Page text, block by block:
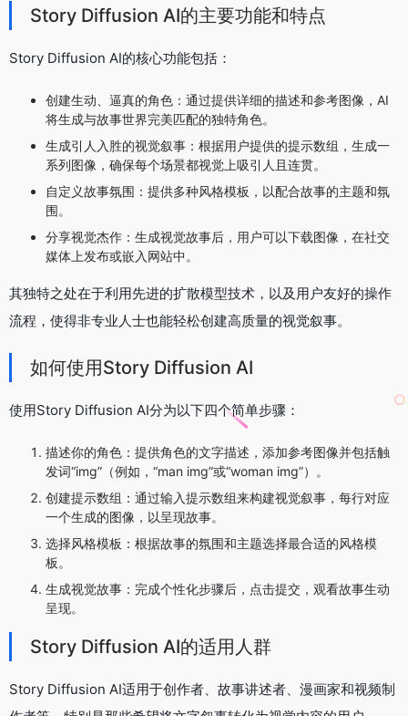
Story Diffusion AI的主要功能和特点
Story Diffusion AI的核心功能包括：
创建生动、逼真的角色：通过提供详细的描述和参考图像，AI
将生成与故事世界完美匹配的独特角色。
生成引人入胜的视觉叙事：根据用户提供的提示数组，生成一
系列图像，确保每个场景都视觉上吸引人且连贯。
自定义故事氛围：提供多种风格模板，以配合故事的主题和氛
围。
分享视觉杰作：生成视觉故事后，用户可以下载图像，在社交
媒体上发布或嵌入网站中。
其独特之处在于利用先进的扩散模型技术，以及用户友好的操作
流程，使得非专业人士也能轻松创建高质量的视觉叙事。
如何使用Story Diffusion AI
使用Story Diffusion AI分为以下四个简单步骤：
描述你的角色：提供角色的文字描述，添加参考图像并包括触
发词“img”（例如，“man img”或“woman img”）。
创建提示数组：通过输入提示数组来构建视觉叙事，每行对应
一个生成的图像，以呈现故事。
选择风格模板：根据故事的氛围和主题选择最合适的风格模
板。
生成视觉故事：完成个性化步骤后，点击提交，观看故事生动
呈现。
Story Diffusion AI的适用人群
Story Diffusion AI适用于创作者、故事讲述者、漫画家和视频制